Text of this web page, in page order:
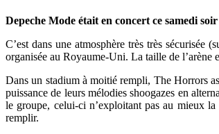
Depeche Mode était en concert ce samedi
C’est dans une atmosphère très très sécurisée
organisée au Royaume-Uni. La taille de l’arène
Dans un stadium à moitié rempli, The Horrors
puissance de leurs mélodies shoogazes en
le groupe, celui-ci n’exploitant pas au mieux
remplir.